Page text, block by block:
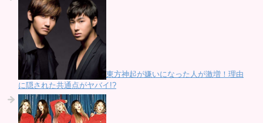
東方神起が嫌いになった人が激増！理由
に隠された共通点がヤバイ!?